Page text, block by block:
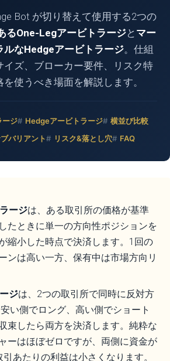
Bot が切り替えて使用する2つの
るOne-Legアービトラージと マー
ルなHedgeアービトラージ。仕組
イズ、ブローカー要件、リスク特
使うべき場面を解説します。
ージ Hedgeアービトラージ
横並び比較
バリアント リスク&落とし穴 FAQ
ージは、ある取引所の価格が基準
たときに単一の方向性ポジションを
縮小した時点で決済します。1回の
ンは高い一方、保有中は市場方向リ
ジは、2つの取引所で同時に反対方
い側でロング、高い側でショート
束したら両方を決済します。純粋な
ーはほぼゼロですが、両側に資金が
あたりの利益は小さくなります。